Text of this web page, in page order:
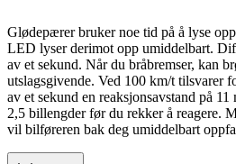
Glødepærer bruker noe tid på å lyse
LED lyser derimot opp umiddelbart.
av et sekund. Når du bråbremser, kan
utslagsgivende. Ved 100 km/t tilsvarer
av et sekund en reaksjonsavstand på
2,5 billengder før du rekker å reagere.
vil bilføreren bak deg umiddelbart